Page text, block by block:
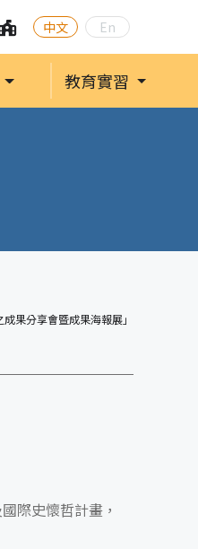
中文 En
教育實習
果分享會暨成果海報展」
際史懷哲計畫，